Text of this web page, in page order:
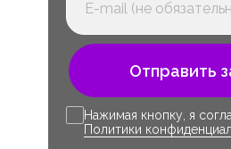
Отправить
Нажимая кнопку, я
Политики